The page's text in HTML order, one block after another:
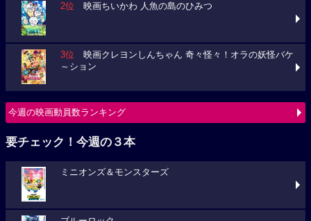
2位 映画ちいかわ 人魚の島のひみつ
3位 映画クレヨンしんちゃん 奇々怪々！オラの妖怪バケ
～ション
今週の映画動員数ランキング
要チェック！今週の３本
ミニオンズ＆モンスターズ